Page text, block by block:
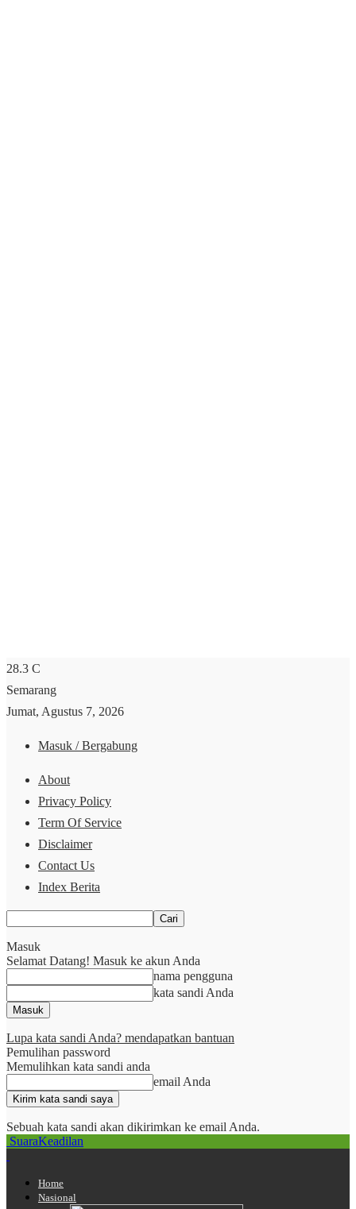
28.3 C
Semarang
Jumat, Agustus 7, 2026
Masuk / Bergabung
About
Privacy Policy
Term Of Service
Disclaimer
Contact Us
Index Berita
Masuk
Selamat Datang! Masuk ke akun Anda
nama pengguna
kata sandi Anda
Lupa kata sandi Anda? mendapatkan bantuan
Pemulihan password
Memulihkan kata sandi anda
email Anda
Sebuah kata sandi akan dikirimkan ke email Anda.
SuaraKeadilan
Home
Nasional